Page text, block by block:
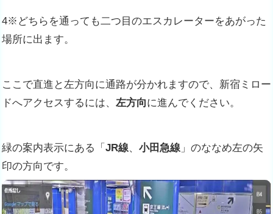
4※どちらを通っても二つ目のエスカレーターをあがった
場所に出ます。
ここで直進と左方向に通路が分かれますので、新宿ミロー
ドへアクセスするには、 左方向に進んでください。
緑の案内表示にある「 JR線、 小田急線 」のななめ左の矢
印の方向です。